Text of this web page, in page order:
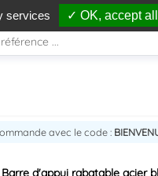
avec le code :
Barre d'appui rabatable acier
services ✓ OK, accept all